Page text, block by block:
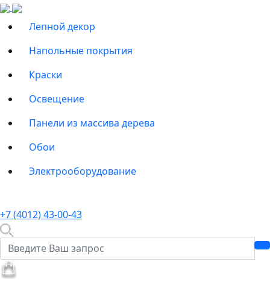
Лепной декор
Напольные покрытия
Краски
Освещение
Панели из массива дерева
Обои
Электрооборудование
+7 (4012) 43-00-43